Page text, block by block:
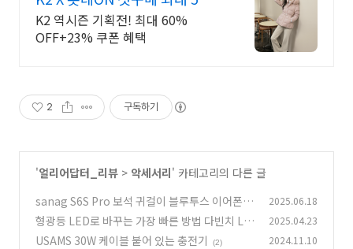
원 혜택!
K2 역시즌 기획전! 최대 60%
OFF+23% 쿠폰 혜택
2 구독하기
'얼리어답터_리뷰 > 악세서리' 카테고리의 다른 글
sanag S6S Pro 보석 귀걸이 블루투스 이어폰
너무 이뻐 (294)
2025.06.18
형광등 LED로 바꾸는 가장 빠른 방법 다빈치 LE
D
(3)
2025.04.23
USAMS 30W 케이블 붙어 있는 충전기 (2) 2024.11.10